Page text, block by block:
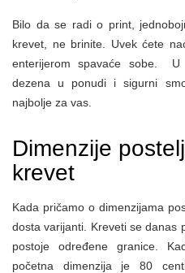
Bilo da se radi o print,
krevet, ne brinite. Uvek ćete
enterijerom spavaće sobe.
dezena u ponudi i sigurni
najbolje za vas.
Dimenzije
krevet
Kada pričamo o dimenzijama
dosta varijanti. Kreveti se danas
postoje određene granice.
početna dimenzija je 80